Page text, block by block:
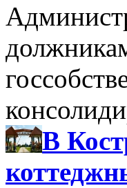
В